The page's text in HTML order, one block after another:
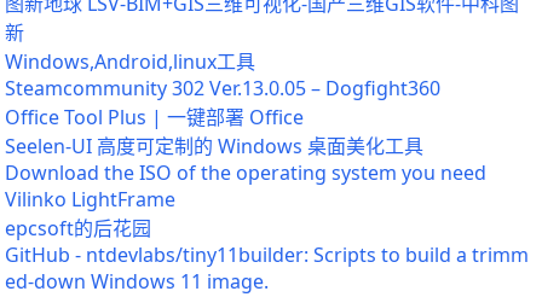
新
Windows,Android,linux工具
Steamcommunity 302 Ver.13.0.05 – Dogfight360
Office Tool Plus | 一键部署 Office
Seelen-UI 高度可定制的 Windows 桌面美化工具
Download the ISO of the operating system you need
Vilinko LightFrame
epcsoft的后花园
GitHub - ntdevlabs/tiny11builder: Scripts to build a trimm
ed-down Windows 11 image.